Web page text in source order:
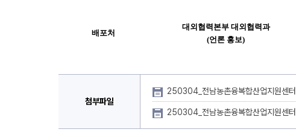
배포처
대외협력본부 대외협력과
(언론 홍보)
첨부파일
250304_전남농촌융복합산업지원센
250304_전남농촌융복합산업지원센